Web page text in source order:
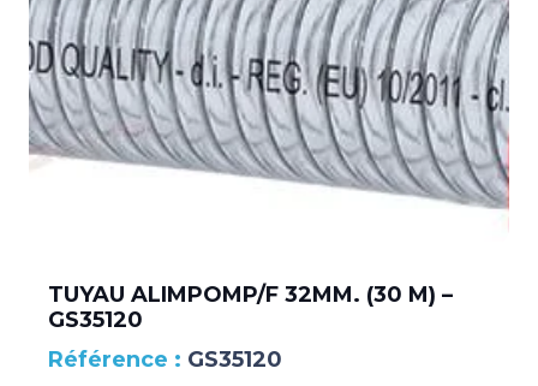
TUYAU ALIMPOMP/F 32MM. (30 M) –
GS35120
GS35120